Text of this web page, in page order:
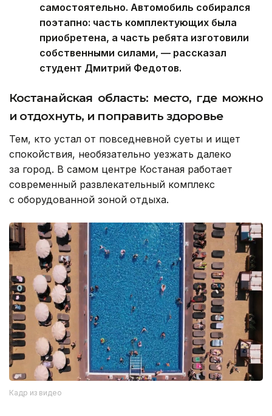
самостоятельно. Автомобиль собирался
поэтапно: часть комплектующих была
приобретена, а часть ребята изготовили
собственными силами, — рассказал
студент Дмитрий Федотов.
Костанайская область: место, где можно
и отдохнуть, и поправить здоровье
Тем, кто устал от повседневной суеты и ищет
спокойствия, необязательно уезжать далеко
за город. В самом центре Костаная работает
современный развлекательный комплекс
с оборудованной зоной отдыха.
Кадр из видео